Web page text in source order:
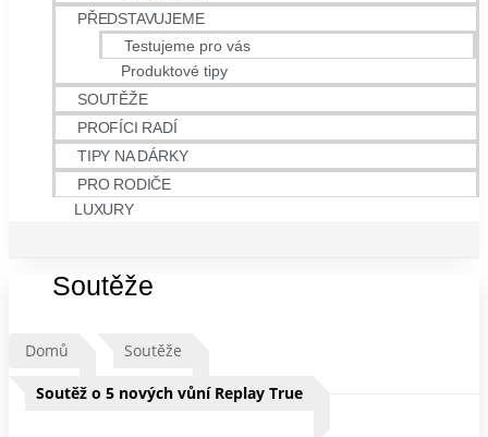
PŘEDSTAVUJEME
Testujeme pro vás
Produktové tipy
SOUTĚŽE
PROFÍCI RADÍ
TIPY NA DÁRKY
PRO RODIČE
LUXURY
Soutěže
Domů Soutěže
Soutěž o 5 nových vůní Replay True